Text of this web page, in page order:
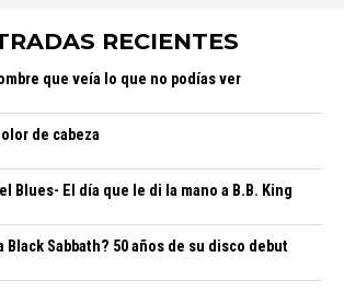
RECIENTES
que veía lo que no podías ver
de cabeza
Blues- El día que le di la mano a B.B. King
Black Sabbath? 50 años de su disco debut